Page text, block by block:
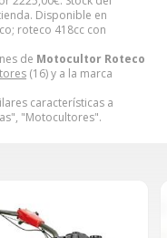
Disponible en
roteco 418cc con
de Motocultor Roteco
(16) y a la marca
características a
"Motocultores".